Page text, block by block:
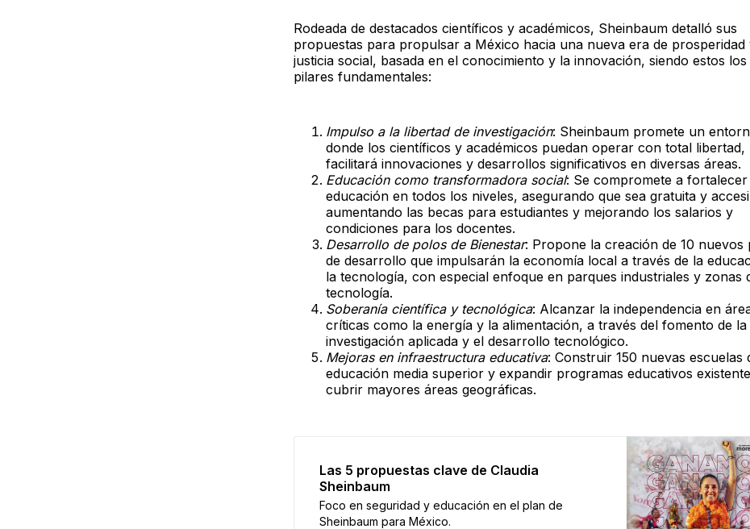
Rodeada de destacados científicos y académicos, Sheinbaum detalló sus
propuestas para propulsar a México hacia una nueva era de prosperidad
justicia social, basada en el conocimiento y la innovación, siendo estos los
pilares fundamentales:
Impulso a la libertad de investigación: Sheinbaum promete un
donde los científicos y académicos puedan operar con total libertad,
facilitará innovaciones y desarrollos significativos en diversas áreas.
Educación como transformadora social: Se compromete a
educación en todos los niveles, asegurando que sea gratuita y
aumentando las becas para estudiantes y mejorando los salarios y
condiciones para los docentes.
Desarrollo de polos de Bienestar: Propone la creación de 10 nuevos
de desarrollo que impulsarán la economía local a través de la
la tecnología, con especial enfoque en parques industriales y zonas
tecnología.
Soberanía científica y tecnológica: Alcanzar la independencia en
críticas como la energía y la alimentación, a través del fomento de la
investigación aplicada y el desarrollo tecnológico.
Mejoras en infraestructura educativa: Construir 150 nuevas escuelas
educación media superior y expandir programas educativos
cubrir mayores áreas geográficas.
Las 5 propuestas clave de Claudia
Sheinbaum
Foco en seguridad y educación en el plan de
Sheinbaum para México.